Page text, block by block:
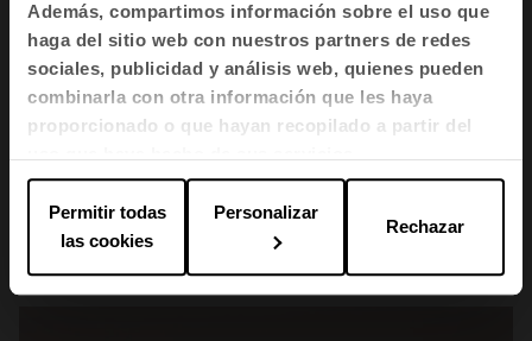
Además, compartimos información sobre el uso que
haga del sitio web con nuestros partners de redes
sociales, publicidad y análisis web, quienes pueden
combinarla con otra información que les haya
proporcionado o que hayan recopilado a partir del
Permitir todas
las cookies
Personalizar
Rechazar
Espacios de trabajo
UVA Lighting